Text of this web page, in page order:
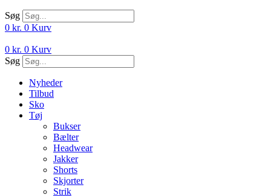
Søg
0 kr. 0 Kurv
0 kr. 0 Kurv
Søg
Nyheder
Tilbud
Sko
Tøj
Bukser
Bælter
Headwear
Jakker
Shorts
Skjorter
Strik